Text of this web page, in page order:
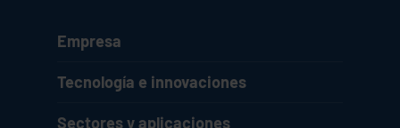
Empresa
Tecnología e innovaciones
Sectores y aplicaciones